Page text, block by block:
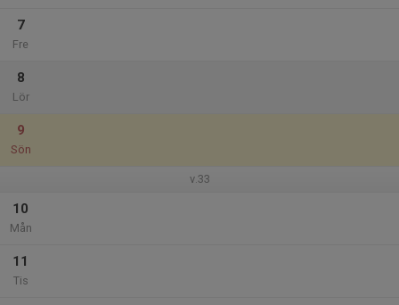
7
Fre
8
Lör
9
Sön
v.33
10
Mån
11
Tis